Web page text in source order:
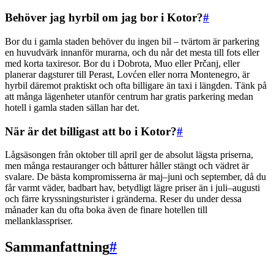
Behöver jag hyrbil om jag bor i Kotor?#
Bor du i gamla staden behöver du ingen bil – tvärtom är parkering
en huvudvärk innanför murarna, och du når det mesta till fots eller
med korta taxiresor. Bor du i Dobrota, Muo eller Prčanj, eller
planerar dagsturer till Perast, Lovćen eller norra Montenegro, är
hyrbil däremot praktiskt och ofta billigare än taxi i längden. Tänk på
att många lägenheter utanför centrum har gratis parkering medan
hotell i gamla staden sällan har det.
När är det billigast att bo i Kotor?#
Lågsäsongen från oktober till april ger de absolut lägsta priserna,
men många restauranger och båtturer håller stängt och vädret är
svalare. De bästa kompromisserna är maj–juni och september, då du
får varmt väder, badbart hav, betydligt lägre priser än i juli–augusti
och färre kryssningsturister i gränderna. Reser du under dessa
månader kan du ofta boka även de finare hotellen till
mellanklasspriser.
Sammanfattning#